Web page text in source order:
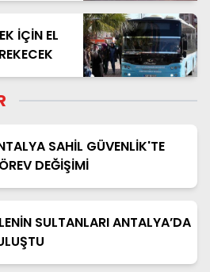
İÇİN EL
SAHİL GÜVENLİK'TE
DEĞİŞİMİ
SULTANLARI ANTALYA’DA